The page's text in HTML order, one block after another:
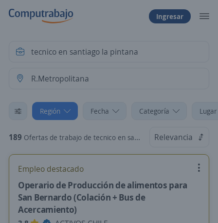
Ingresar
Región Fecha Categoría
189 Ofertas de trabajo de tecnico en santiago la pintana en R.Metropolitana Relevancia
Empleo destacado
Operario de Producción de alimentos para
San Bernardo (Colación + Bus de
Acercamiento)